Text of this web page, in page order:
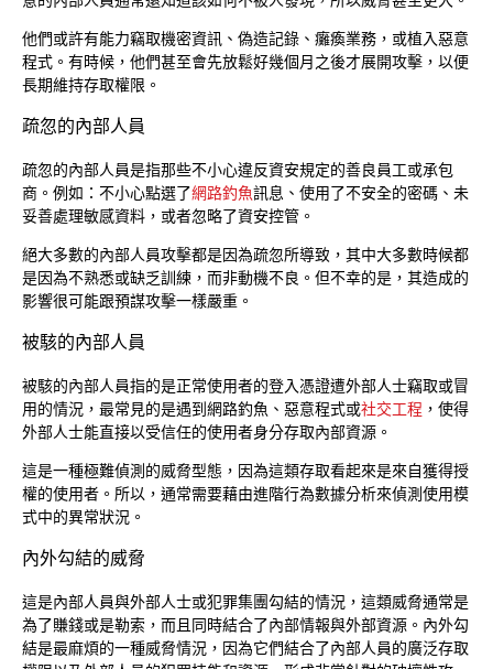
他們或許有能力竊取機密資訊、偽造記錄、癱瘓業務，或植入惡意
程式。有時候，他們甚至會先放鬆好幾個月之後才展開攻擊，以便
長期維持存取權限。
疏忽的內部人員
疏忽的內部人員是指那些不小心違反資安規定的善良員工或承包
商。例如：不小心點選了網路釣魚訊息、使用了不安全的密碼、未
妥善處理敏感資料，或者忽略了資安控管。
絕大多數的內部人員攻擊都是因為疏忽所導致，其中大多數時候都
是因為不熟悉或缺乏訓練，而非動機不良。但不幸的是，其造成的
影響很可能跟預謀攻擊一樣嚴重。
被駭的內部人員
被駭的內部人員指的是正常使用者的登入憑證遭外部人士竊取或冒
用的情況，最常見的是遇到網路釣魚、惡意程式或社交工程 ，使得
外部人士能直接以受信任的使用者身分存取內部資源。
這是一種極難偵測的威脅型態，因為這類存取看起來是來自獲得授
權的使用者。所以，通常需要藉由進階行為數據分析來偵測使用模
式中的異常狀況。
內外勾結的威脅
這是內部人員與外部人士或犯罪集團勾結的情況，這類威脅通常是
為了賺錢或是勒索，而且同時結合了內部情報與外部資源。內外勾
結是最麻煩的一種威脅情況，因為它們結合了內部人員的廣泛存取